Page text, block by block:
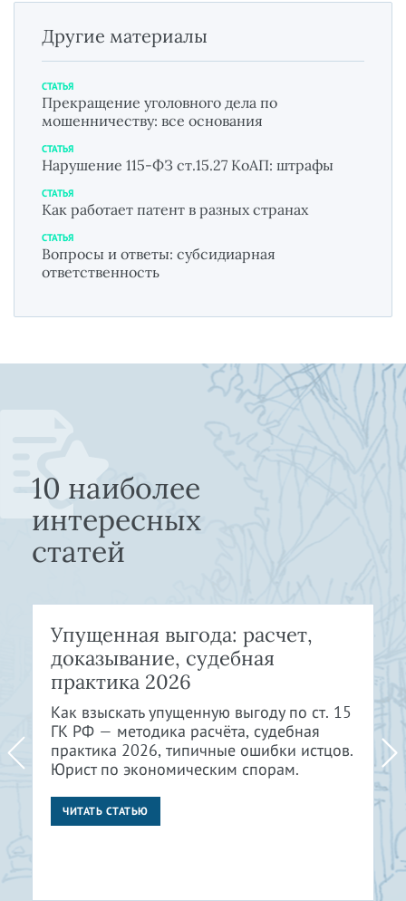
Другие материалы
СТАТЬЯ
Прекращение уголовного дела по
мошенничеству: все основания
СТАТЬЯ
Нарушение 115-ФЗ ст.15.27 КоАП: штрафы
СТАТЬЯ
Как работает патент в разных странах
СТАТЬЯ
Вопросы и ответы: субсидиарная
ответственность
10 наиболее
интересных
статей
Упущенная выгода: расчет,
доказывание, судебная
практика 2026
Как взыскать упущенную выгоду по ст. 15
ГК РФ — методика расчёта, судебная
практика 2026, типичные ошибки истцов.
Юрист по экономическим спорам.
ЧИТАТЬ СТАТЬЮ